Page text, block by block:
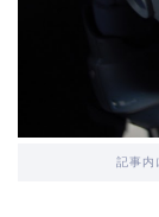
記事内